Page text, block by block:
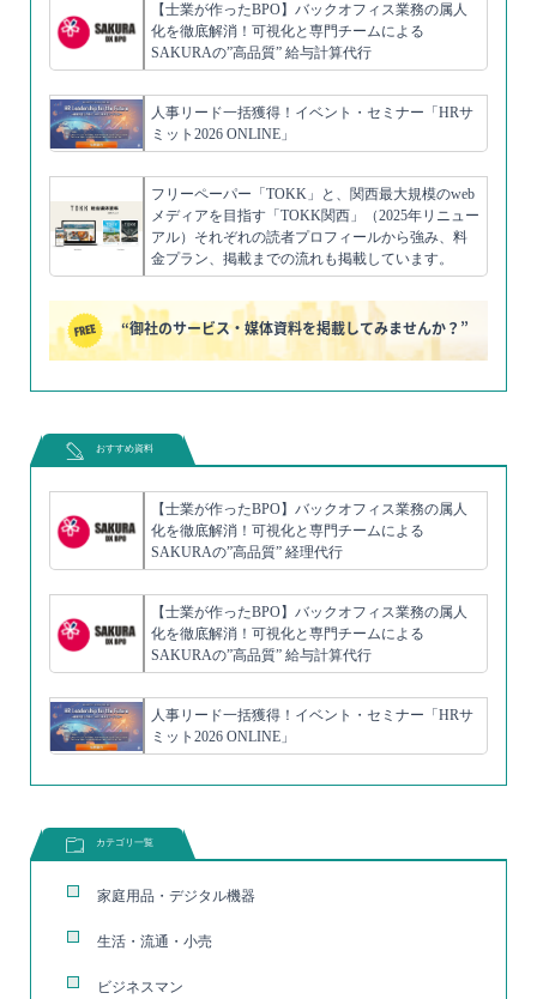
【士業が作ったBPO】バックオフィス業務の属人
化を徹底解消！可視化と専門チームによる
SAKURAの”高品質” 給与計算代行
人事リード一括獲得！イベント・セミナー「HRサ
ミット2026 ONLINE」
フリーペーパー「TOKK」と、関西最大規模のweb
メディアを目指す「TOKK関西」（2025年リニュー
アル）それぞれの読者プロフィールから強み、料
金プラン、掲載までの流れも掲載しています。
“御社のサービス・媒体資料を掲載してみませんか？”
おすすめ資料
【士業が作ったBPO】バックオフィス業務の属人
化を徹底解消！可視化と専門チームによる
SAKURAの”高品質” 経理代行
【士業が作ったBPO】バックオフィス業務の属人
化を徹底解消！可視化と専門チームによる
SAKURAの”高品質” 給与計算代行
人事リード一括獲得！イベント・セミナー「HRサ
ミット2026 ONLINE」
カテゴリ一覧
家庭用品・デジタル機器
生活・流通・小売
ビジネスマン